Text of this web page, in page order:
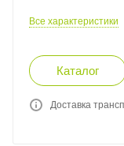
Все характеристики
Каталог
Доставка